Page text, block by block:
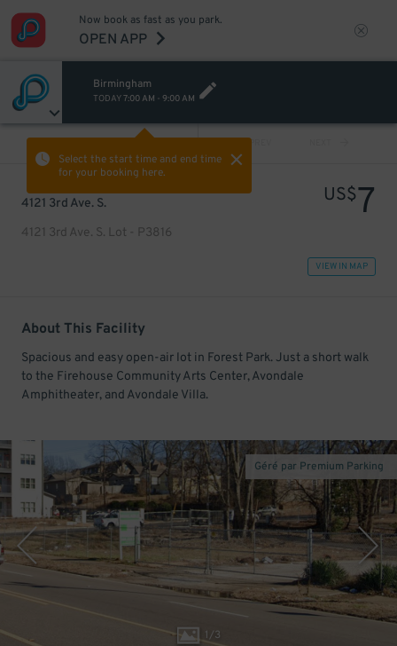
Now book as fast as you park.
OPEN APP
Birmingham
TODAY7:00 AM - 9:00 AM
Select the start time and end time
for your booking here.
PREV
4121 3rd Ave. S.
4121 3rd Ave. S. Lot - P3816
US$7
VIEW IN MAP
About This Facility
Spacious and easy open-air lot in Forest Park. Just a short walk
to the Firehouse Community Arts Center, Avondale
Amphitheater, and Avondale Villa.
1/3
Géré par Premium Parking